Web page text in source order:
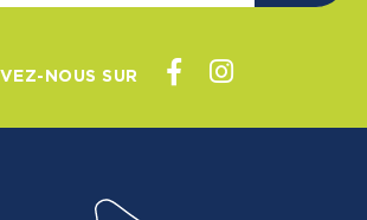
NOUS SUR